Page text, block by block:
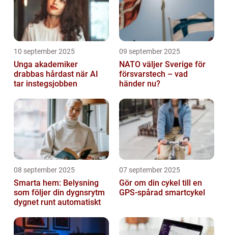
10 september 2025
Unga akademiker
drabbas hårdast när AI
tar instegsjobben
09 september 2025
NATO väljer Sverige för
försvarstech – vad
händer nu?
08 september 2025
Smarta hem: Belysning
som följer din dygnsrytm
dygnet runt automatiskt
07 september 2025
Gör om din cykel till en
GPS-spårad smartcykel